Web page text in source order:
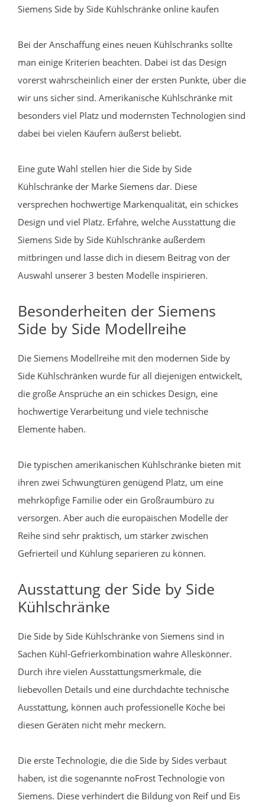
Siemens Side by Side Kühlschränke online kaufen
Bei der Anschaffung eines neuen Kühlschranks sollte
man einige Kriterien beachten. Dabei ist das Design
vorerst wahrscheinlich einer der ersten Punkte, über die
wir uns sicher sind. Amerikanische Kühlschränke mit
besonders viel Platz und modernsten Technologien sind
dabei bei vielen Käufern äußerst beliebt.
Eine gute Wahl stellen hier die Side by Side
Kühlschränke der Marke Siemens dar. Diese
versprechen hochwertige Markenqualität, ein schickes
Design und viel Platz. Erfahre, welche Ausstattung die
Siemens Side by Side Kühlschränke außerdem
mitbringen und lasse dich in diesem Beitrag von der
Auswahl unserer 3 besten Modelle inspirieren.
Besonderheiten der Siemens
Side by Side Modellreihe
Die Siemens Modellreihe mit den modernen Side by
Side Kühlschränken wurde für all diejenigen entwickelt,
die große Ansprüche an ein schickes Design, eine
hochwertige Verarbeitung und viele technische
Elemente haben.
Die typischen amerikanischen Kühlschränke bieten mit
ihren zwei Schwungtüren genügend Platz, um eine
mehrköpfige Familie oder ein Großraumbüro zu
versorgen. Aber auch die europäischen Modelle der
Reihe sind sehr praktisch, um stärker zwischen
Gefrierteil und Kühlung separieren zu können.
Ausstattung der Side by Side
Kühlschränke
Die Side by Side Kühlschränke von Siemens sind in
Sachen Kühl-Gefrierkombination wahre Alleskönner.
Durch ihre vielen Ausstattungsmerkmale, die
liebevollen Details und eine durchdachte technische
Ausstattung, können auch professionelle Köche bei
diesen Geräten nicht mehr meckern.
Die erste Technologie, die die Side by Sides verbaut
haben, ist die sogenannte noFrost Technologie von
Siemens. Diese verhindert die Bildung von Reif und Eis